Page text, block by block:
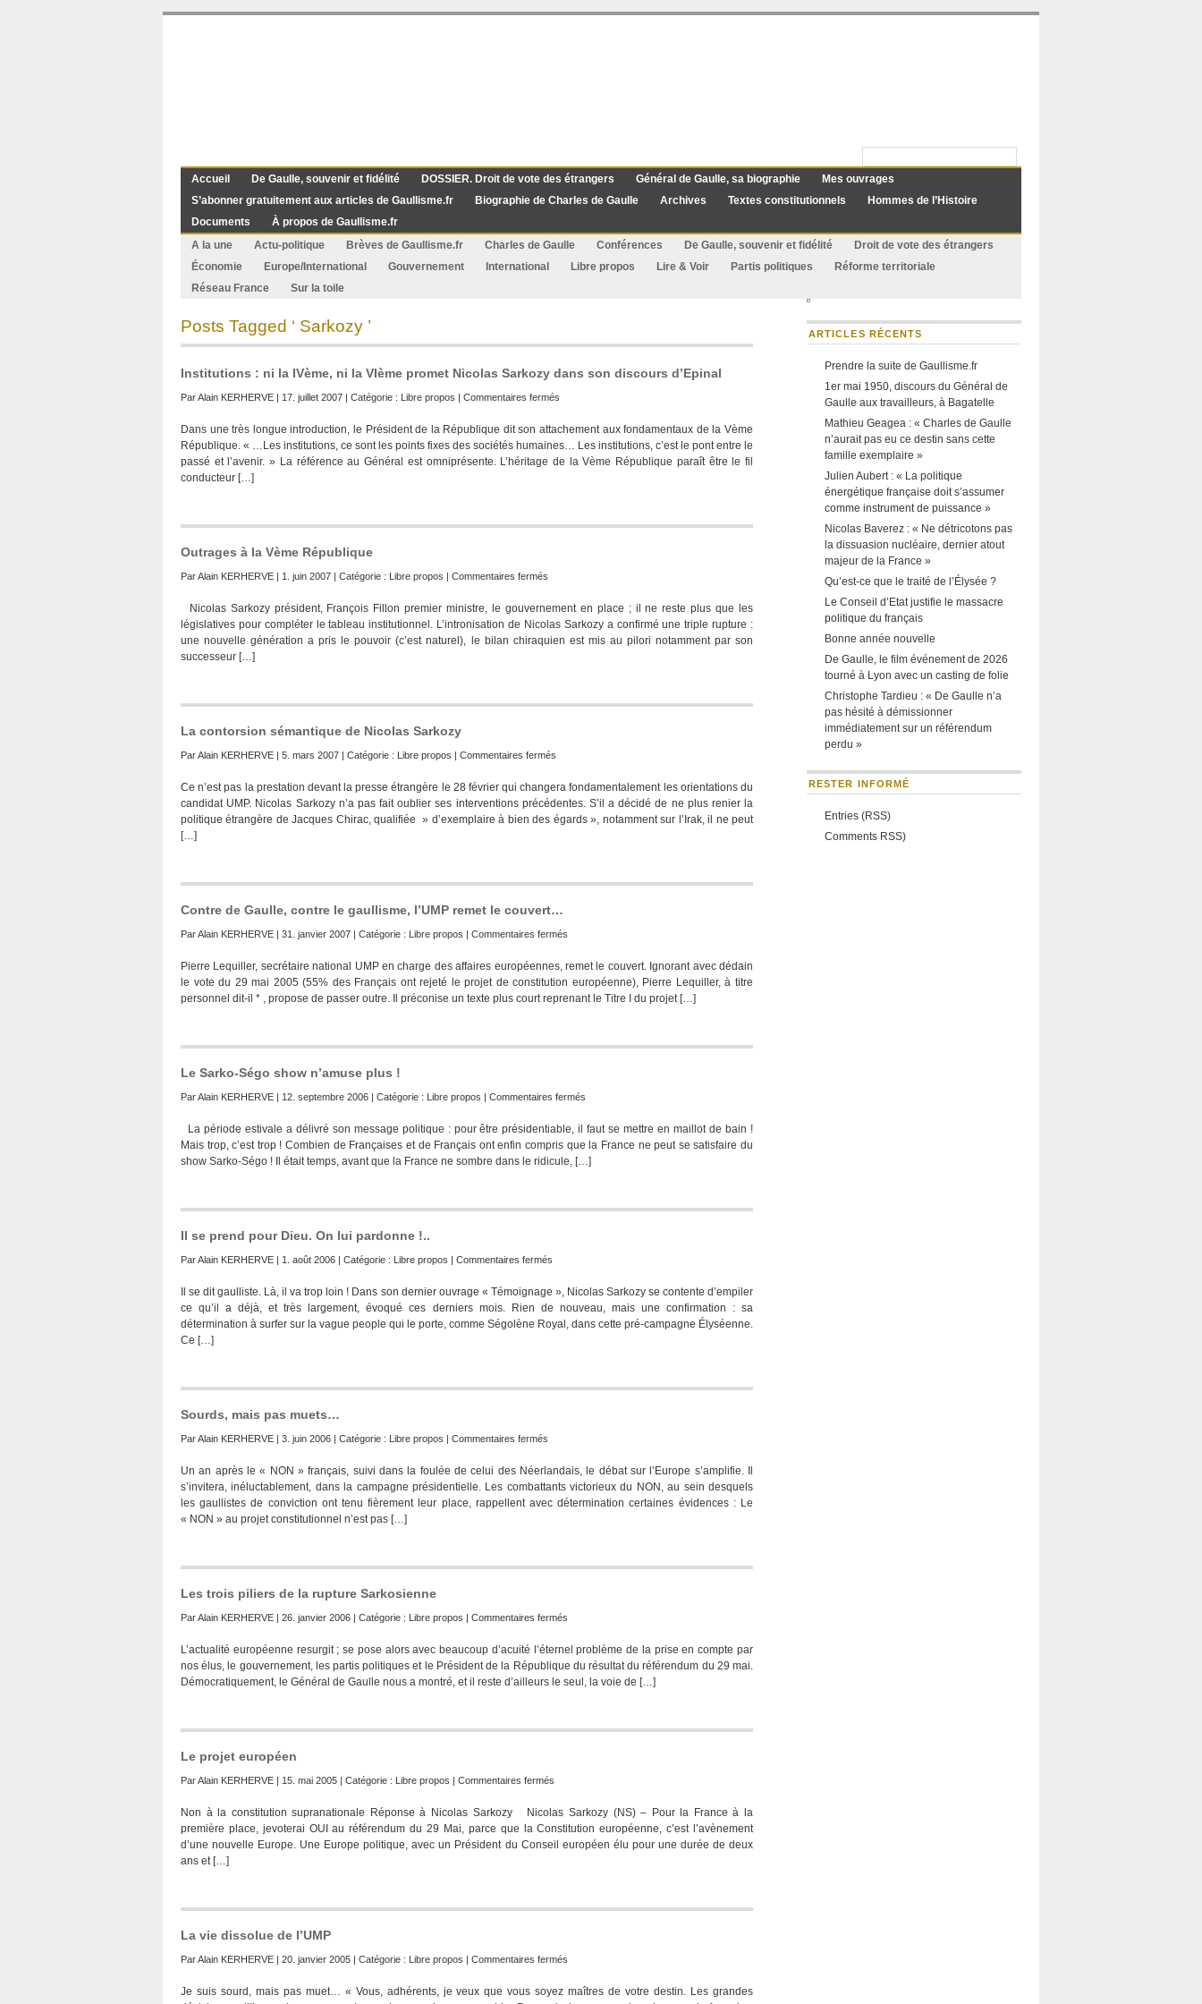
Accueil De Gaulle, souvenir et fidélité DOSSIER. Droit de vote des étrangers Général de Gaulle, sa biographie
Mes ouvrages
S’abonner gratuitement aux articles de Gaullisme.fr
Biographie de Charles de Gaulle Archives Textes constitutionnels
Hommes de l’Histoire
Documents
À propos de Gaullisme.fr
A la une
Actu-politique Brèves de Gaullisme.fr Charles de Gaulle Conférences De Gaulle, souvenir et fidélité
Droit de vote des étrangers
Économie
Europe/International Gouvernement International Libre propos Lire & Voir Partis politiques
Réforme territoriale
Réseau France
Sur la toile
Posts Tagged ‘ Sarkozy ’
Institutions : ni la IVème, ni la VIème promet Nicolas Sarkozy dans son discours d’Epinal
ParAlain KERHERVE | 17. juillet 2007 | Catégorie : Libre propos | Commentaires fermés
:
ni
la
VIème
son
discours
d’Epinal
Dans une très longue introduction, le Président de la République dit son attachement aux fondamentaux de la Vème
République. « …Les institutions, ce sont les points fixes des sociétés humaines… Les institutions, c’est le pont entre le
passé et l’avenir. » La référence au Général est omniprésente. L’héritage de la Vème République paraît être le fil
conducteur […]
Outrages à la Vème République
ParAlain KERHERVE | 1. juin 2007 | Catégorie : Libre propos | Commentaires fermés
à
la
Vème
Nicolas Sarkozy président, François Fillon premier ministre, le gouvernement en place ; il ne reste plus que les
législatives pour compléter le tableau institutionnel. L’intronisation de Nicolas Sarkozy a confirmé une triple rupture :
une nouvelle génération a pris le pouvoir (c’est naturel), le bilan chiraquien est mis au pilori notamment par son
successeur […]
La contorsion sémantique de Nicolas Sarkozy
ParAlain KERHERVE | 5. mars 2007 | Catégorie : Libre propos | Commentaires fermés
contorsion
sémantique
de
Ce n’est pas la prestation devant la presse étrangère le 28 février qui changera fondamentalement les orientations du
candidat UMP. Nicolas Sarkozy n’a pas fait oublier ses interventions précédentes. S’il a décidé de ne plus renier la
politique étrangère de Jacques Chirac, qualifiée » d’exemplaire à bien des égards », notamment sur l’Irak, il ne peut
[…]
Contre de Gaulle, contre le gaullisme, l’UMP remet le couvert…
ParAlain KERHERVE | 31. janvier 2007 | Catégorie : Libre propos | Commentaires fermés
de
Gaulle,
contre
l’UMP
couvert…
Pierre Lequiller, secrétaire national UMP en charge des affaires européennes, remet le couvert. Ignorant avec dédain
le vote du 29 mai 2005 (55% des Français ont rejeté le projet de constitution européenne), Pierre Lequiller, à titre
personnel dit-il * , propose de passer outre. Il préconise un texte plus court reprenant le Titre I du projet […]
Le Sarko-Ségo show n’amuse plus !
ParAlain KERHERVE | 12. septembre 2006 | Catégorie : Libre propos | Commentaires fermés
Sarko-
Ségo
show
La période estivale a délivré son message politique : pour être présidentiable, il faut se mettre en maillot de bain !
Mais trop, c’est trop ! Combien de Françaises et de Français ont enfin compris que la France ne peut se satisfaire du
show Sarko-Ségo ! Il était temps, avant que la France ne sombre dans le ridicule, […]
Il se prend pour Dieu. On lui pardonne !..
ParAlain KERHERVE | 1. août 2006 | Catégorie : Libre propos | Commentaires fermés
se
prend
pour
pardonne
Il se dit gaulliste. Là, il va trop loin ! Dans son dernier ouvrage « Témoignage », Nicolas Sarkozy se contente d’empiler
ce qu’il a déjà, et très largement, évoqué ces derniers mois. Rien de nouveau, mais une confirmation : sa
détermination à surfer sur la vague people qui le porte, comme Ségolène Royal, dans cette pré-campagne Élyséenne.
Ce […]
Sourds, mais pas muets…
ParAlain KERHERVE | 3. juin 2006 | Catégorie : Libre propos | Commentaires fermés
mais
pas
muets…
Un an après le « NON » français, suivi dans la foulée de celui des Néerlandais, le débat sur l’Europe s’amplifie. Il
s’invitera, inéluctablement, dans la campagne présidentielle. Les combattants victorieux du NON, au sein desquels
les gaullistes de conviction ont tenu fièrement leur place, rappellent avec détermination certaines évidences : Le
« NON » au projet constitutionnel n’est pas […]
Les trois piliers de la rupture Sarkosienne
ParAlain KERHERVE | 26. janvier 2006 | Catégorie : Libre propos | Commentaires fermés
trois
piliers
de
Sarkosienne
L’actualité européenne resurgit ; se pose alors avec beaucoup d’acuité l’éternel problème de la prise en compte par
nos élus, le gouvernement, les partis politiques et le Président de la République du résultat du référendum du 29 mai.
Démocratiquement, le Général de Gaulle nous a montré, et il reste d’ailleurs le seul, la voie de […]
Le projet européen
ParAlain KERHERVE | 15. mai 2005 | Catégorie : Libre propos | Commentaires fermés
projet
européen
Non à la constitution supranationale Réponse à Nicolas Sarkozy Nicolas Sarkozy (NS) – Pour la France à la
première place, jevoterai OUI au référendum du 29 Mai, parce que la Constitution européenne, c’est l’avènement
d’une nouvelle Europe. Une Europe politique, avec un Président du Conseil européen élu pour une durée de deux
ans et […]
La vie dissolue de l’UMP
ParAlain KERHERVE | 20. janvier 2005 | Catégorie : Libre propos | Commentaires fermés
vie
Je suis sourd, mais pas muet… « Vous, adhérents, je veux que vous soyez maîtres de votre destin. Les grandes
ARTICLES RÉCENTS
Prendre la suite de Gaullisme.fr
1er mai 1950, discours du Général de
Gaulle aux travailleurs, à Bagatelle
Mathieu Geagea : « Charles de Gaulle
n’aurait pas eu ce destin sans cette
famille exemplaire »
Julien Aubert : « La politique
énergétique française doit s’assumer
comme instrument de puissance »
Nicolas Baverez : « Ne détricotons pas
la dissuasion nucléaire, dernier atout
majeur de la France »
Qu’est-ce que le traité de l’Élysée ?
Le Conseil d’Etat justifie le massacre
politique du français
Bonne année nouvelle
De Gaulle, le film événement de 2026
tourné à Lyon avec un casting de folie
Christophe Tardieu : « De Gaulle n’a
pas hésité à démissionner
immédiatement sur un référendum
perdu »
RESTER INFORMÉ
Entries (RSS)
Comments RSS)